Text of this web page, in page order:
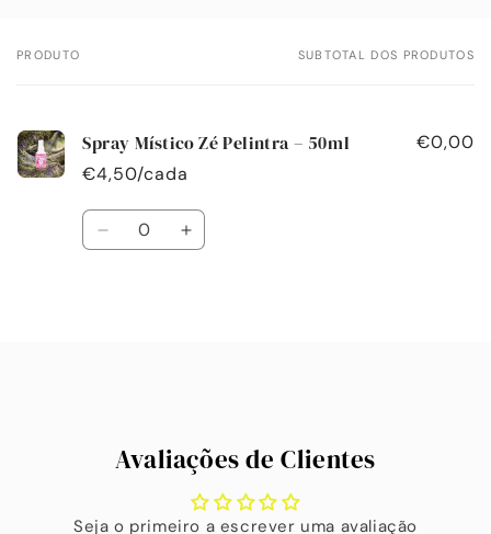
O
PRODUTO SUBTOTAL DOS PRODUTOS
Spray Místico Zé Pelintra – 50ml
€4,50/cada
€0,00
Quantidade
Diminuir
Aumentar
Avaliações de Clientes
Seja o primeiro a escrever uma avaliação